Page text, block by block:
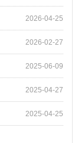
2026-04-25
2026-02-27
2025-06-09
2025-04-27
2025-04-25